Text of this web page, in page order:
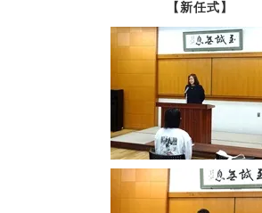
【新任式】